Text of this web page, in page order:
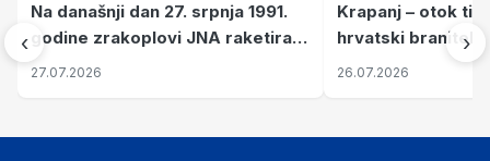
‹
Na današnji dan 27. srpnja 1991.
godine zrakoplovi JNA raketirali
su vojarnu i obučni centar "Nikola
27.07.2026
Krapanj – otok
hrvatski branitelji
pronalaze mir
26.07.2026
›